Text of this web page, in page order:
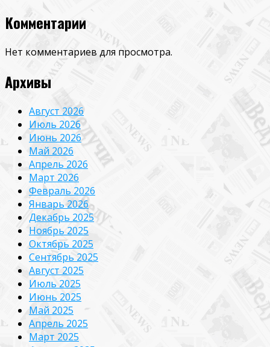
Комментарии
Нет комментариев для просмотра.
Архивы
Август 2026
Июль 2026
Июнь 2026
Май 2026
Апрель 2026
Март 2026
Февраль 2026
Январь 2026
Декабрь 2025
Ноябрь 2025
Октябрь 2025
Сентябрь 2025
Август 2025
Июль 2025
Июнь 2025
Май 2025
Апрель 2025
Март 2025